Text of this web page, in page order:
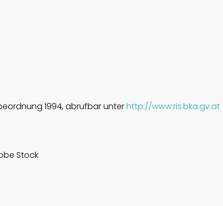
1994, abrufbar unterhttp://www.ris.bka.gv.at
Stock